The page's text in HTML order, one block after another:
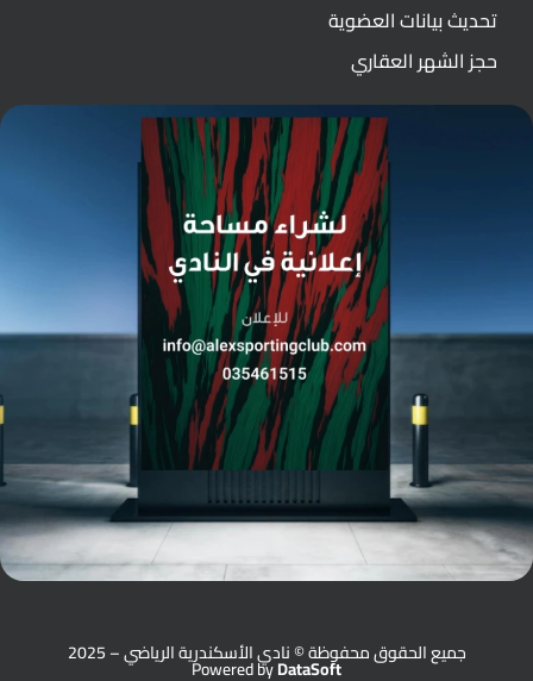
تحديث بيانات العضوية
حجز الشهر العقاري
جميع الحقوق محفوظة © نادي الأسكندرية الرياضي – 2025
Powered byDataSoft